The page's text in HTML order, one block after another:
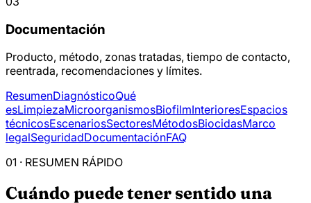
Documentación
Producto, método, zonas tratadas, tiempo de contacto,
reentrada, recomendaciones y límites.
ResumenDiagnósticoQué
esLimpiezaMicroorganismosBiofilmInterioresEspacios
técnicosEscenariosSectoresMétodosBiocidasMarco
legalSeguridadDocumentaciónFAQ
01 · RESUMEN RÁPIDO
Cuándo puede tener sentido una